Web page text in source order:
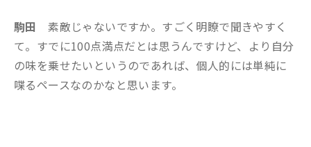
駒田
素敵じゃないですか。すごく明瞭で聞きやすく
て。すでに100点満点だとは思うんですけど、より自分
の味を乗せたいというのであれば、個人的には単純に
喋るペースなのかなと思います。